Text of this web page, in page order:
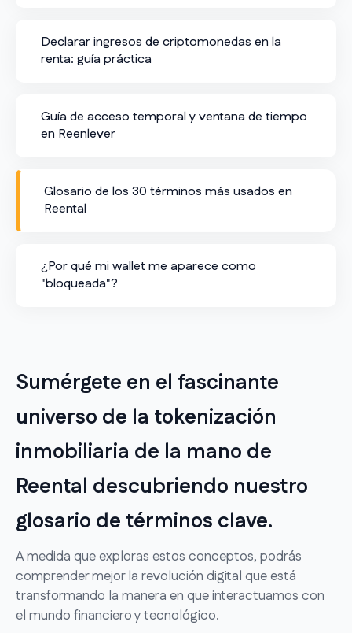
Declarar ingresos de criptomonedas en la
renta: guía práctica
Guía de acceso temporal y ventana de tiempo
en Reenlever
Glosario de los 30 términos más usados en
Reental
¿Por qué mi wallet me aparece como
"bloqueada"?
Sumérgete en el fascinante
universo de la tokenización
inmobiliaria de la mano de
Reental descubriendo nuestro
glosario de términos clave.
A medida que exploras estos conceptos, podrás
comprender mejor la revolución digital que está
transformando la manera en que interactuamos con
el mundo financiero y tecnológico.